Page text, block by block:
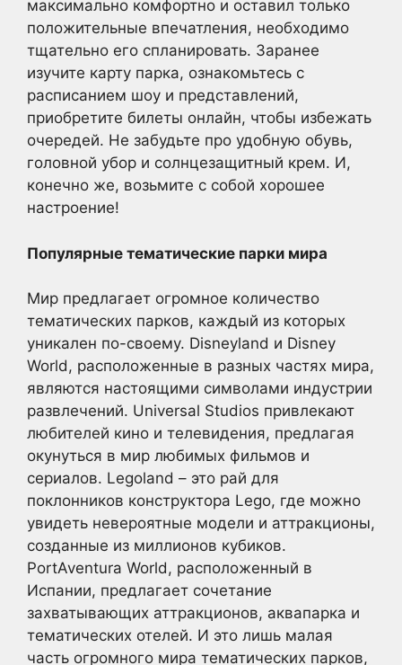
максимально комфортно и оставил только
положительные впечатления, необходимо
тщательно его спланировать. Заранее
изучите карту парка, ознакомьтесь с
расписанием шоу и представлений,
приобретите билеты онлайн, чтобы избежать
очередей. Не забудьте про удобную обувь,
головной убор и солнцезащитный крем. И,
конечно же, возьмите с собой хорошее
настроение!
Популярные тематические парки мира
Мир предлагает огромное количество
тематических парков, каждый из которых
уникален по-своему. Disneyland и Disney
World, расположенные в разных частях мира,
являются настоящими символами индустрии
развлечений. Universal Studios привлекают
любителей кино и телевидения, предлагая
окунуться в мир любимых фильмов и
сериалов. Legoland – это рай для
поклонников конструктора Lego, где можно
увидеть невероятные модели и аттракционы,
созданные из миллионов кубиков.
PortAventura World, расположенный в
Испании, предлагает сочетание
захватывающих аттракционов, аквапарка и
тематических отелей. И это лишь малая
часть огромного мира тематических парков,